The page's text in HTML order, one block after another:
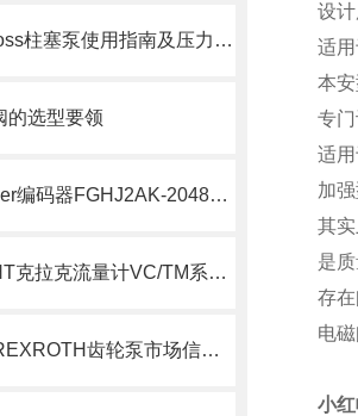
丹佛斯Donfoss柱塞泵使用指南及压力调节教程
的选型要领
霍伯纳Hubner编码器FGHJ2AK-2048G-90G-NG/16K介绍
德国KRACHT克拉克流量计VC/TM系列说明
国产力士乐REXROTH齿轮泵市场信息了解
设
适
本
专
适
加
其
是
存
电
小